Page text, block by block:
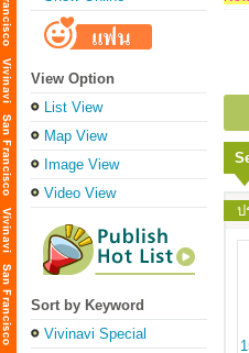
View Option
List View
Map View
Image View
Video View
Sort by Keyword
Vivinavi Special
ป